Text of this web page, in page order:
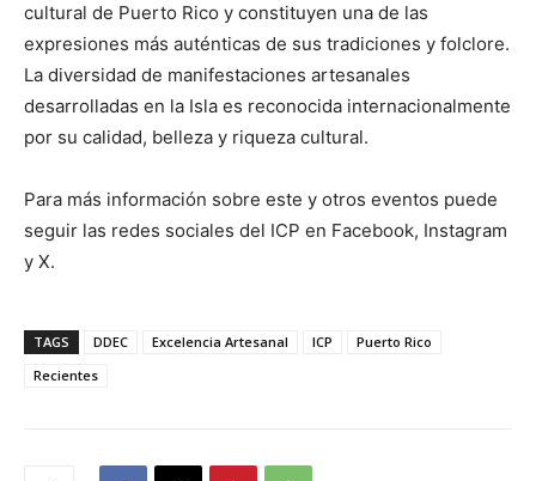
cultural de Puerto Rico y constituyen una de las
expresiones más auténticas de sus tradiciones y folclore.
La diversidad de manifestaciones artesanales
desarrolladas en la Isla es reconocida internacionalmente
por su calidad, belleza y riqueza cultural.
Para más información sobre este y otros eventos puede
seguir las redes sociales del ICP en Facebook, Instagram
y X.
TAGS DDEC Excelencia Artesanal ICP
Puerto Rico
Recientes